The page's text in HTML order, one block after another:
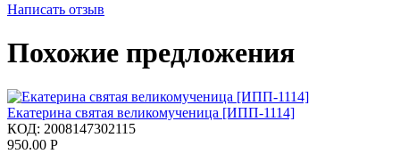
Написать отзыв
Похожие предложения
Екатерина святая великомученица [ИПП-1114]
КОД: 2008147302115
950.00 Р